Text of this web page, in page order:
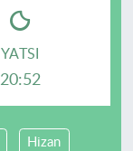
YATSI
20:52
Hizan